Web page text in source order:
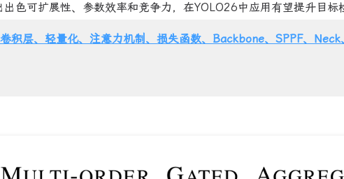
色可扩展性、参数效率和竞争力，在YOLO26中应用有望提升目标
积层、轻量化、注意力机制、损失函数、Backbone、SPPF、